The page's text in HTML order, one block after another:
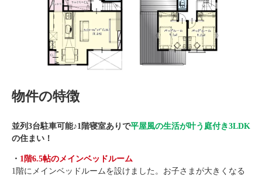
物件の特徴
並列3台駐車可能♪1階寝室ありで平屋風の生活が叶う庭付き3LDK
の住まい！
・ 1階6.5帖のメインベッドルーム
1階にメインベッドルームを設けました。お子さまが大きくなる